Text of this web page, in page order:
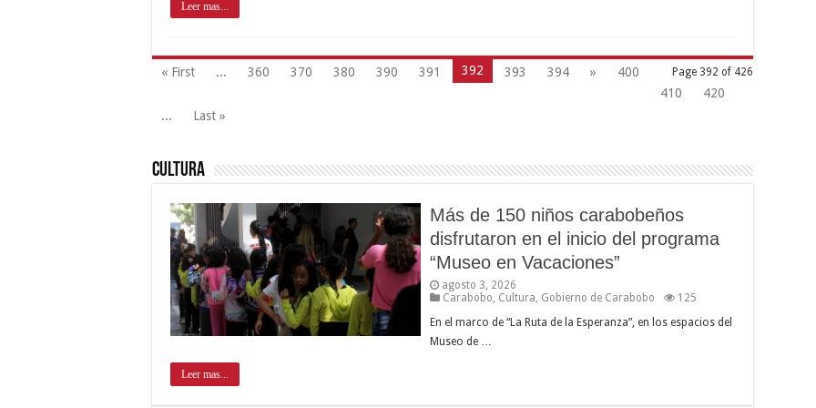
Leer mas...
Page 392 of 426
« First ... 360 370 380 390 391 392 393 394 »
400
410
420
...
Last »
Cultura
Más de 150 niños carabobeños
disfrutaron en el inicio del programa
“Museo en Vacaciones”
agosto 3, 2026
Carabobo Cultura Gobierno de Carabobo
125
En el marco de “La Ruta de la Esperanza”, en los espacios del
Museo de …
Leer mas...